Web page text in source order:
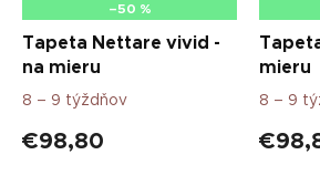
–50 %
Tapeta Nettare vivid -
na mieru
8 – 9 týždňov
€98,80
mieru
8 – 9